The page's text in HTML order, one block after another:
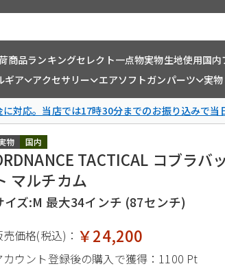
商品ランキングセレクト一点物実物生地使用国内
ギア アクセサリー エアソフトガンパーツ 実
対応。当店では17時30分までのお振り込みで当
国内
物
TACTICAL コブラバ
マルチカム
イズ:M 最大34インチ (87センチ)
売価格(税込)： ￥24,200
カウント登録後の購入で獲得： 1100 Pt